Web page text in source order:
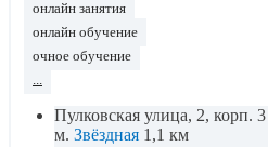
онлайн занятия
онлайн обучение
очное обучение
...
Пулковская улица, 2, корп. 3
м. Звёздная 1,1 км